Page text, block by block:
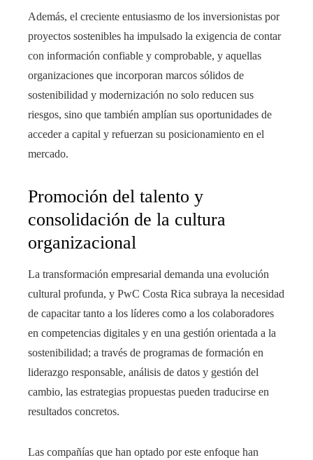
Además, el creciente entusiasmo de los inversionistas por
proyectos sostenibles ha impulsado la exigencia de contar
con información confiable y comprobable, y aquellas
organizaciones que incorporan marcos sólidos de
sostenibilidad y modernización no solo reducen sus
riesgos, sino que también amplían sus oportunidades de
acceder a capital y refuerzan su posicionamiento en el
mercado.
Promoción del talento y
consolidación de la cultura
organizacional
La transformación empresarial demanda una evolución
cultural profunda, y PwC Costa Rica subraya la necesidad
de capacitar tanto a los líderes como a los colaboradores
en competencias digitales y en una gestión orientada a la
sostenibilidad; a través de programas de formación en
liderazgo responsable, análisis de datos y gestión del
cambio, las estrategias propuestas pueden traducirse en
resultados concretos.
Las compañías que han optado por este enfoque han